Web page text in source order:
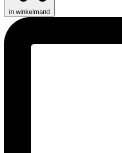
in winkelmand